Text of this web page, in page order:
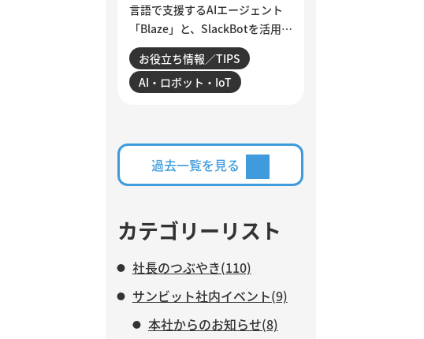
言語で支援するAIエージェント
「Blaze」と、SlackBotを活用し
た業務自動化を紹介します。AI
は、日々の細かな作業をどこま
で効率化できるのでしょうか。
など、サンビットで実際に構
築・運用している仕組みを交え
ながら、AIに任せる業務と、人
て紹介します。
お役立ち情報／TIPS
AI・ロボット・IoT
過去一覧を見る
カテゴリーリスト
社長のつぶやき(110)
サンビット社内イベント(9)
本社からのお知らせ(8)